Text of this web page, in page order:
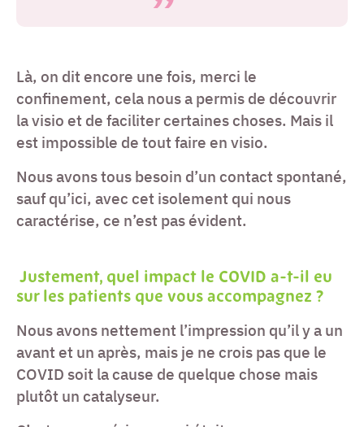
Là, on dit encore une fois, merci le
confinement, cela nous a permis de découvrir
la visio et de faciliter certaines choses. Mais il
est impossible de tout faire en visio.
Nous avons tous besoin d’un contact spontané,
sauf qu’ici, avec cet isolement qui nous
caractérise, ce n’est pas évident.
Justement, quel impact le COVID a-t-il eu
sur les patients que vous accompagnez ?
Nous avons nettement l’impression qu’il y a un
avant et un après, mais je ne crois pas que le
COVID soit la cause de quelque chose mais
plutôt un catalyseur.